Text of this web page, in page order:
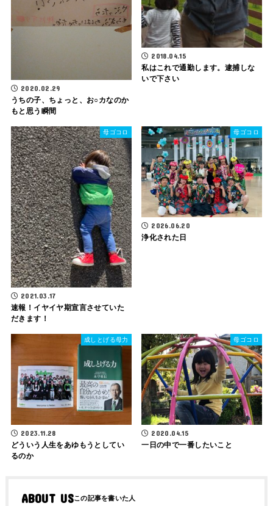
2020.02.29
うちの子、ちょっと、お○カなのか
もと思う瞬間
2018.04.15
私はこれで通勤します。逮捕しな
いで下さい
母ゴコロ
2021.03.17
速報！イヤイヤ期宣言させていた
だきます！
母ゴコロ
2026.06.20
浄化された日
成しとげる母力
2023.11.28
どういう人生をあゆもうとしてい
るのか
母ゴコロ
2020.04.15
一日の中で一番したいこと
ABOUT US